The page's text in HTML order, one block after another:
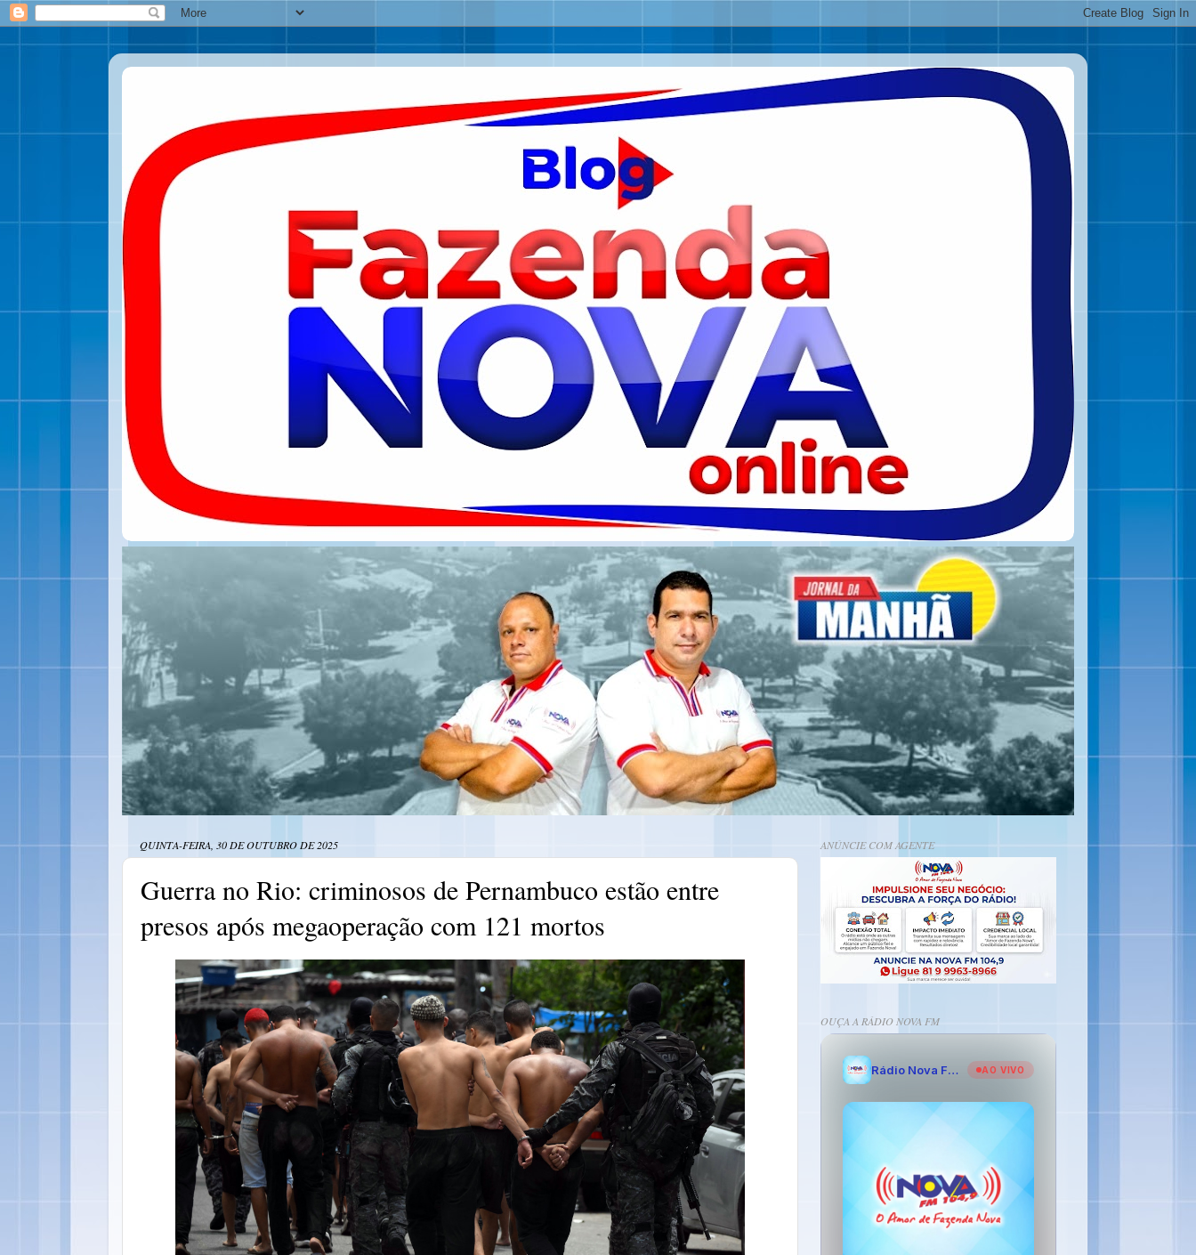
QUINTA-FEIRA, 30 DE OUTUBRO DE 2025
Guerra no Rio: criminosos de Pernambuco estão entre
presos após megaoperação com 121 mortos
ANÚNCIE COM AGENTE
OUÇA A RÁDIO NOVA FM
Rádio Nova FM - O Amor de Fazenda Nova AO VIVO